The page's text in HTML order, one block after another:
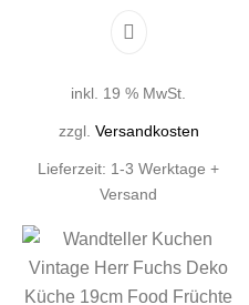
inkl. 19 % MwSt.
zzgl. Versandkosten
Lieferzeit: 1-3 Werktage +
Versand